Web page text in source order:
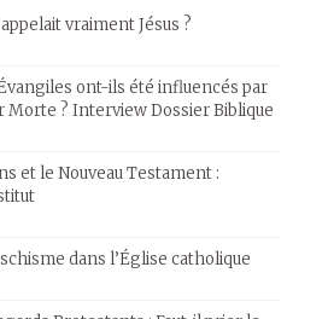
vraiment Jésus ?
ont-ils été influencés par
Morte ? Interview Dossier Biblique
et le Nouveau Testament :
dans l’Église catholique